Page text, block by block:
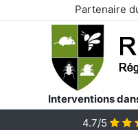
Partenaire
Interventions
4.7/5